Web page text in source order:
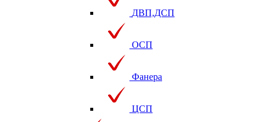
ДВП,ДСП
ОСП
Фанера
ЦСП